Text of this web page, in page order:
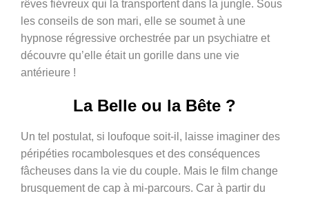
rêves fiévreux qui la transportent dans la jungle. Sous
les conseils de son mari, elle se soumet à une
hypnose régressive orchestrée par un psychiatre et
découvre qu’elle était un gorille dans une vie
antérieure !
La Belle ou la Bête ?
Un tel postulat, si loufoque soit-il, laisse imaginer des
péripéties rocambolesques et des conséquences
fâcheuses dans la vie du couple. Mais le film change
brusquement de cap à mi-parcours. Car à partir du